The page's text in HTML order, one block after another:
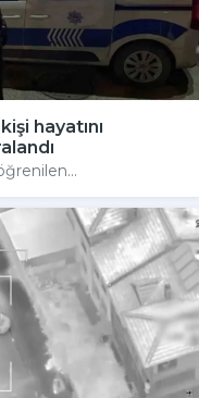
hayatını